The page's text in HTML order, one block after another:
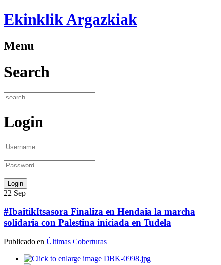
Ekinklik Argazkiak
Menu
Search
Login
22 Sep
#IbaitikItsasora Finaliza en Hendaia la marcha
solidaria con Palestina iniciada en Tudela
Publicado en Últimas Coberturas